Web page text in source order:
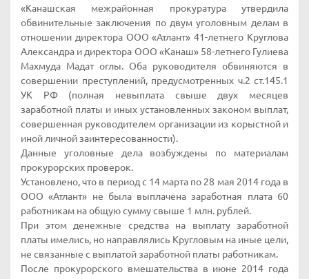
«Канашская межрайонная прокуратура утвердила
обвинительные заключения по двум уголовным делам в
отношении директора ООО «Атлант» 41-летнего Круглова
Александра и директора ООО «Канаш» 58-летнего Гулиева
Махмуда Мадат оглы. Оба руководителя обвиняются в
совершении преступлений, предусмотренных ч.2 ст.145.1
УК РФ (полная невыплата свыше двух месяцев
заработной платы и иных установленных законом выплат,
совершенная руководителем организации из корыстной и
иной личной заинтересованности).
Данные уголовные дела возбуждены по материалам
прокурорских проверок.
Установлено, что в период с 14 марта по 28 мая 2014 года в
ООО «Атлант» не была выплачена заработная плата 60
работникам на общую сумму свыше 1 млн. рублей.
При этом денежные средства на выплату заработной
платы имелись, но направлялись Кругловым на иные цели,
не связанные с выплатой заработной платы работникам.
После прокурорского вмешательства в июне 2014 года